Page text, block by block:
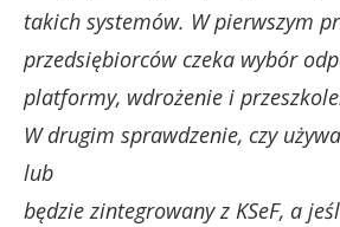
takich systemów. W pierwszym
przedsiębiorców czeka wybór
platformy, wdrożenie i
W drugim sprawdzenie, czy
lub
będzie zintegrowany z KSeF, a